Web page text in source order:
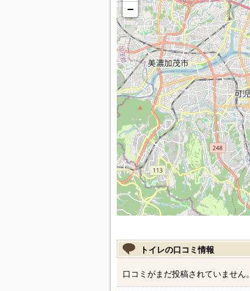
−
トイレの口コミ情報
口コミがまだ投稿されていません。